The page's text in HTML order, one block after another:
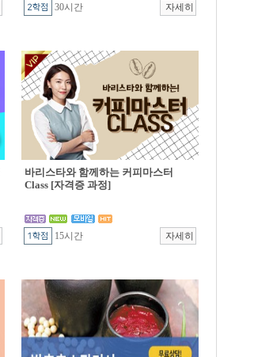
30시간
바리스타와 함께하는 커피마스터
Class [자격증 과정]
15시간